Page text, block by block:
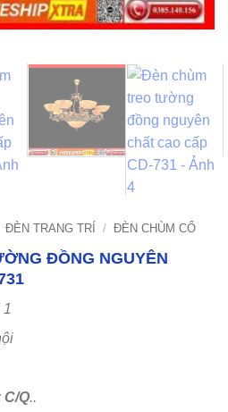
ĐÈN TRANG TRÍ / ĐÈN CHÙM CỔ
ĐỒNG NGUYÊN
1
C/Q..